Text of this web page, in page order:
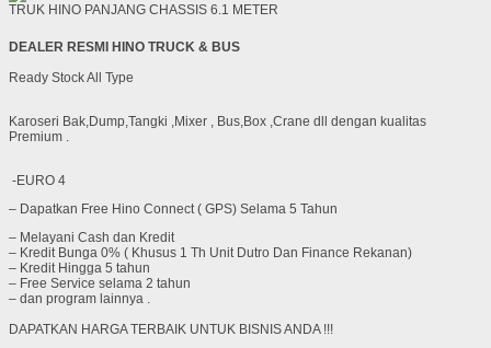
TRUK HINO PANJANG CHASSIS 6.1 METER
DEALER RESMI HINO TRUCK & BUS
Ready Stock All Type
Karoseri Bak,Dump,Tangki ,Mixer , Bus,Box ,Crane dll dengan kualitas
Premium .
-EURO 4
– Dapatkan Free Hino Connect ( GPS) Selama 5 Tahun
– Melayani Cash dan Kredit
– Kredit Bunga 0% ( Khusus 1 Th Unit Dutro Dan Finance Rekanan)
– Kredit Hingga 5 tahun
– Free Service selama 2 tahun
– dan program lainnya .
DAPATKAN HARGA TERBAIK UNTUK BISNIS ANDA !!!